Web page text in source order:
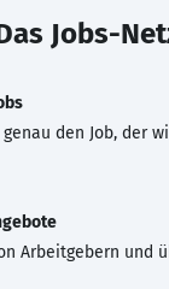
Jobs-
den Job, der
Arbeitgebern und